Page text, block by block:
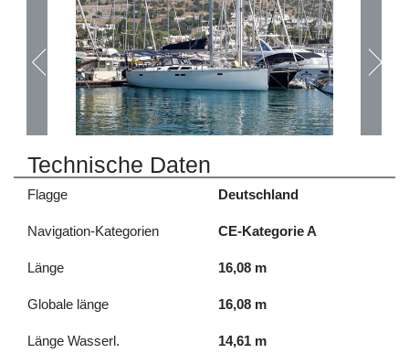
Technische Daten
Flagge Deutschland
Navigation-Kategorien CE-Kategorie A
Länge 16,08 m
Globale länge 16,08 m
Länge Wasserl. 14,61 m